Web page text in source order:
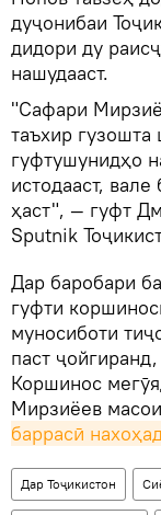
дуҷонибаи
дидори ду
нашудааст.
"Сафари
таъхир
гуфтушунидҳо
истодааст,
ҳаст", — гуфт
Sputnik
Дар баробари
гуфти
муносиботи
паст
Коршинос
Мирзиёев
баррасӣ
Дар Тоҷикистон